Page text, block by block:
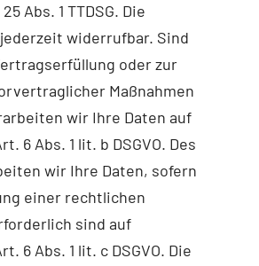
Abs. 1 TTDSG. Die
widerrufbar. Sind
oder zur
Maßnahmen
wir Ihre Daten auf
6 Abs. 1 lit. b DSGVO. Des
wir Ihre Daten, sofern
einer rechtlichen
sind auf
6 Abs. 1 lit. c DSGVO. Die